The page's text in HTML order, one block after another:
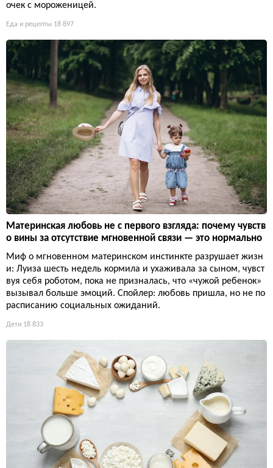
очек с мороженицей.
Еда и рецепты 18 897
Материнская любовь не с первого взгляда: почему чувств
о вины за отсутствие мгновенной связи — это нормально
Миф о мгновенном материнском инстинкте разрушает жизн
и: Луиза шесть недель кормила и ухаживала за сыном, чувст
вуя себя роботом, пока не призналась, что «чужой ребенок»
вызывал больше эмоций. Спойлер: любовь пришла, но не по
расписанию социальных ожиданий.
Дети 18 833